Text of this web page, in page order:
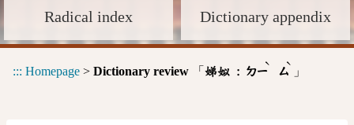
Radical index Dictionary appendix
::: Homepage > Dictionary review 「 娣姒 : ㄉㄧ
ˋ
ㄙ
ˋ
」